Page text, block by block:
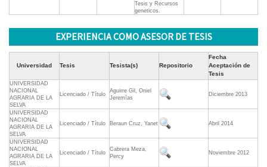
Tesis y Recursos
geneticos.
EXPERIENCIA COMO ASESOR DE TESIS
Universidad Tesis Tesista(s) Repositorio
Fecha
Aceptación de
Tesis
UNIVERSIDAD
NACIONAL
AGRARIA DE LA
SELVA
Licenciado / Título
Aguirre Gil, Oniel
Jeremías
Diciembre 2013
UNIVERSIDAD
NACIONAL
AGRARIA DE LA
SELVA
Licenciado / Título Beraun Cruz, Yanet Abril 2014
UNIVERSIDAD
NACIONAL
AGRARIA DE LA
SELVA
Licenciado / Título
Cabrera Meza,
Percy
Noviembre 2012